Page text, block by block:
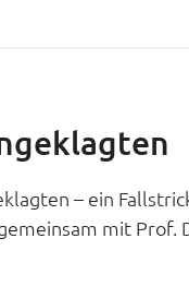
– ein
mit Prof.